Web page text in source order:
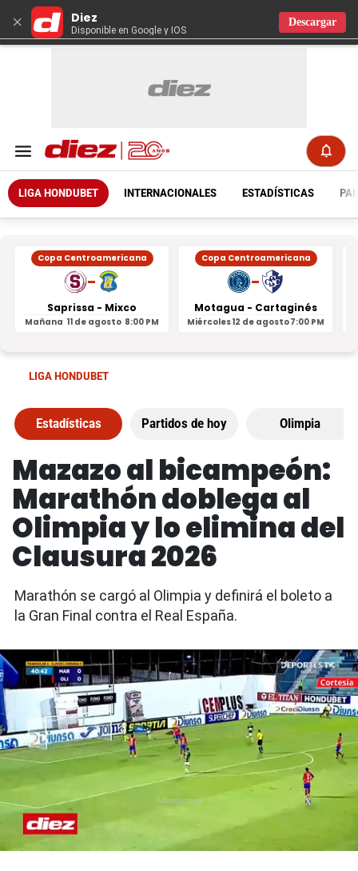
× Diez
Disponible en Google y IOS
Descargar
LIGA HONDUBET INTERNACIONALES ESTADÍSTICAS
Copa Centroamericana
-
Saprissa - Mixco
Mañana 11 de agosto 8:00 PM
Copa Centroamericana
-
Motagua - Cartaginés
Miércoles12 de agosto7:00 PM
LIGA HONDUBET
Estadísticas Partidos de hoy Olimpia
Mazazo al bicampeón:
Marathón doblega al
Olimpia y lo elimina del
Clausura 2026
Marathón se cargó al Olimpia y definirá el boleto a
la Gran Final contra el Real España.
X